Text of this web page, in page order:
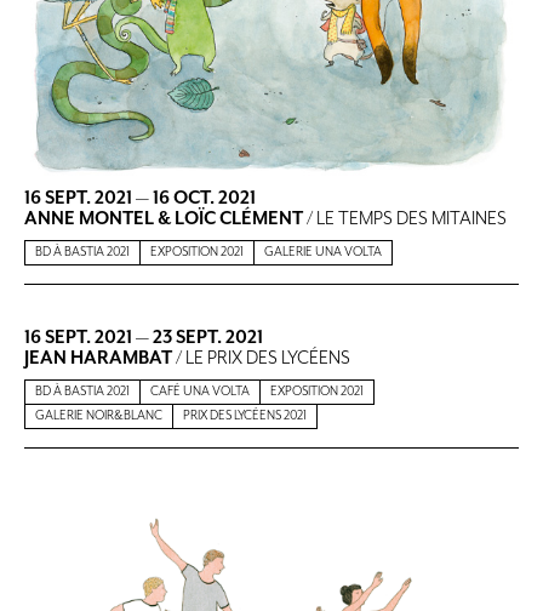
16 SEPT. 2021 —16 OCT. 2021
ANNE MONTEL & LOÏC CLÉMENT/ LE TEMPS DES MITAINES
BD À BASTIA 2021 EXPOSITION 2021 GALERIE UNA VOLTA
16 SEPT. 2021 —23 SEPT. 2021
JEAN HARAMBAT/ LE PRIX DES LYCÉENS
BD À BASTIA 2021 CAFÉ UNA VOLTA
EXPOSITION 2021
GALERIE NOIR&BLANC
PRIX DES LYCÉENS 2021